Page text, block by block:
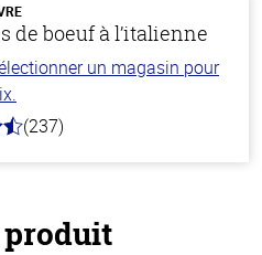
de boeuf à l’italienne
un magasin pour
(237)
produit